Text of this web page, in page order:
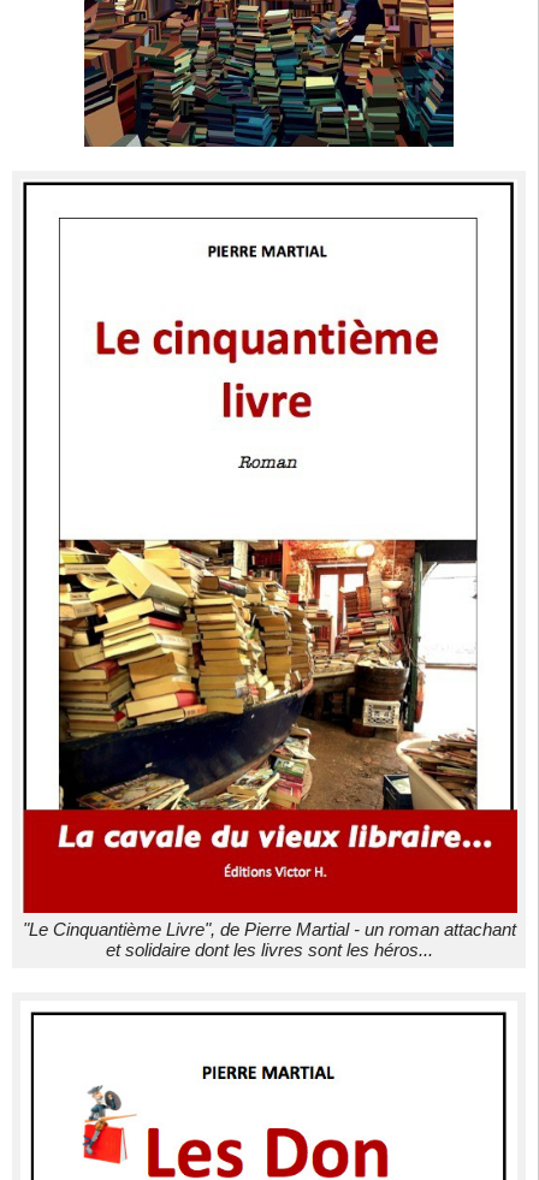
"Le Cinquantième Livre", de Pierre Martial - un roman attachant
et solidaire dont les livres sont les héros...